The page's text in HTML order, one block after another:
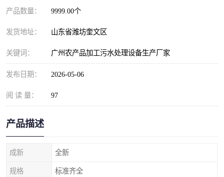
产品数量： 9999.00个
发货地址： 山东省潍坊奎文区
关键词： 广州农产品加工污水处理设备生产厂家
发布日期： 2026-05-06
阅 读 量： 97
产品描述
成新 全新
规格 标准齐全